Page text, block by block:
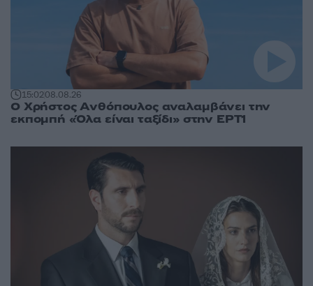
15:0208.08.26
Ο Χρήστος Ανθόπουλος αναλαμβάνει την
εκπομπή «Όλα είναι ταξίδι» στην ΕΡΤ1